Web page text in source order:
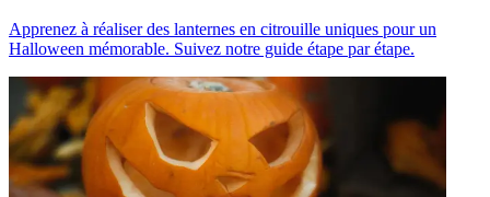
Apprenez à réaliser des lanternes en citrouille uniques pour un
Halloween mémorable. Suivez notre guide étape par étape.